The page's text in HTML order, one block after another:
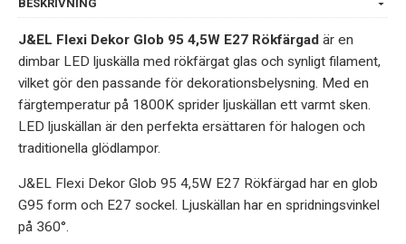
BESKRIVNING
J&EL Flexi Dekor Glob 95 4,5W E27 Rökfärgad är en
dimbar LED ljuskälla med rökfärgat glas och synligt filament,
vilket gör den passande för dekorationsbelysning. Med en
färgtemperatur på 1800K sprider ljuskällan ett varmt sken.
LED ljuskällan är den perfekta ersättaren för halogen och
traditionella glödlampor.
J&EL Flexi Dekor Glob 95 4,5W E27 Rökfärgad har en glob
G95 form och E27 sockel. Ljuskällan har en spridningsvinkel
på 360°.